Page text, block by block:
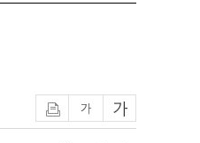
글자작게글자크게